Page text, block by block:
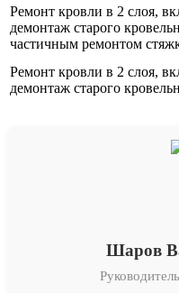
Ремонт кровли в 2 слоя,
демонтаж старого
частичным ремонтом
Ремонт кровли в 2 слоя,
демонтаж старого
Шаров